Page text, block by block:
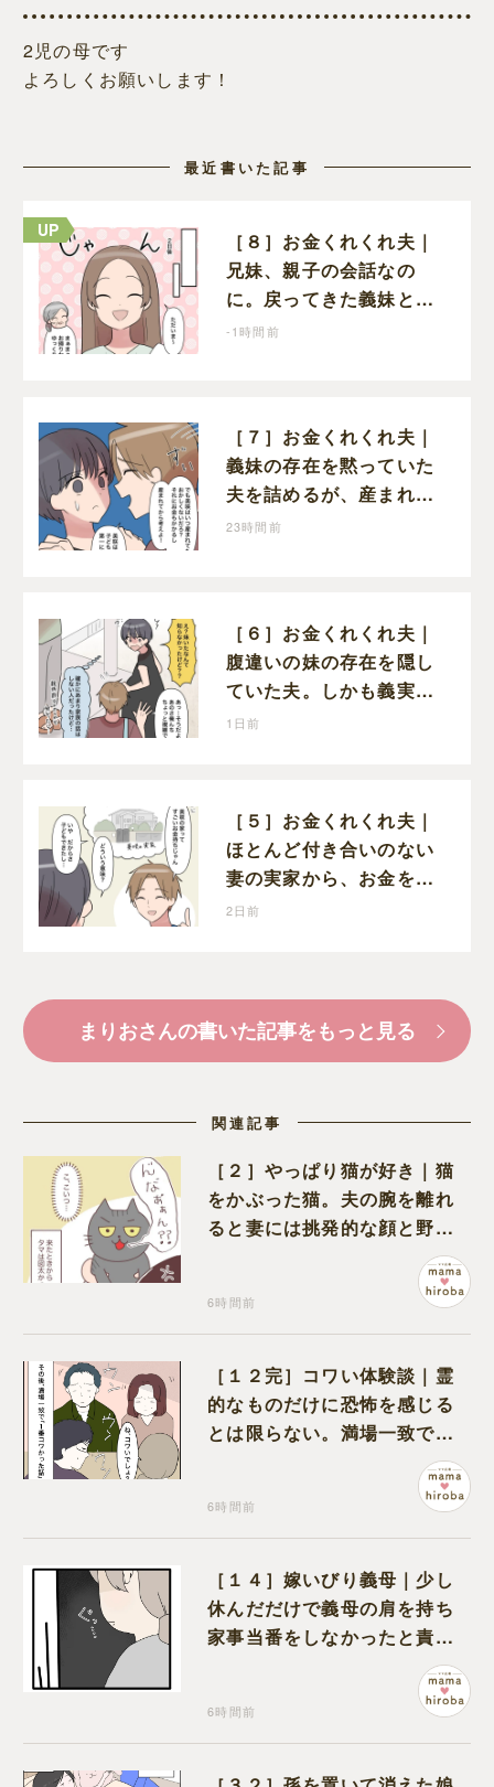
2児の母です
よろしくお願いします！
最近書いた記事
［８］お金くれくれ夫｜
兄妹、親子の会話なの
に。戻ってきた義妹と夫
や義母の様子になんだか
-1時間前
［７］お金くれくれ夫｜
義妹の存在を黙っていた
夫を詰めるが、産まれる
子どものことを第一に考
23時間前
［６］お金くれくれ夫｜
腹違いの妹の存在を隠し
ていた夫。しかも義実家
で一緒に暮らすことにな
1日前
［５］お金くれくれ夫｜
ほとんど付き合いのない
妻の実家から、お金を借
りようとする夫が怪しす
2日前
まりおさんの書いた記事をもっと見る
関連記事
［２］やっぱり猫が好き｜猫
をかぶった猫。夫の腕を離れ
ると妻には挑発的な顔と野太
6時間前
［１２完］コワい体験談｜霊
的なものだけに恐怖を感じる
とは限らない。満場一致でコ
ワいと認定された意外な体験
6時間前
［１４］嫁いびり義母｜少し
休んだだけで義母の肩を持ち
家事当番をしなかったと責め
6時間前